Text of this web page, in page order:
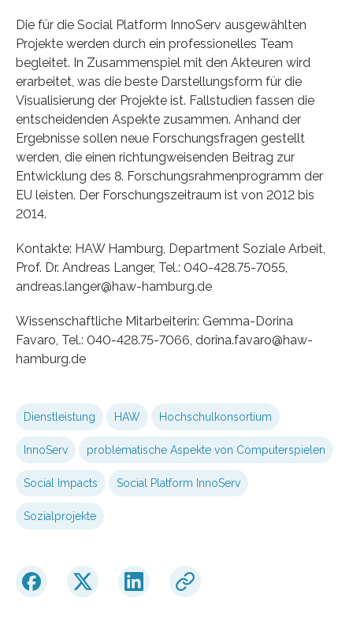
Die für die Social Platform InnoServ ausgewählten
Projekte werden durch ein professionelles Team
begleitet. In Zusammenspiel mit den Akteuren wird
erarbeitet, was die beste Darstellungsform für die
Visualisierung der Projekte ist. Fallstudien fassen die
entscheidenden Aspekte zusammen. Anhand der
Ergebnisse sollen neue Forschungsfragen gestellt
werden, die einen richtungweisenden Beitrag zur
Entwicklung des 8. Forschungsrahmenprogramm der
EU leisten. Der Forschungszeitraum ist von 2012 bis
2014.
Kontakte: HAW Hamburg, Department Soziale Arbeit,
Prof. Dr. Andreas Langer, Tel.: 040-428.75-7055,
andreas.langer@haw-hamburg.de
Wissenschaftliche Mitarbeiterin: Gemma-Dorina
Favaro, Tel.: 040-428.75-7066, dorina.favaro@haw-
hamburg.de
Dienstleistung HAW Hochschulkonsortium
InnoServ problematische Aspekte von Computerspielen
Social Impacts Social Platform InnoServ
Sozialprojekte